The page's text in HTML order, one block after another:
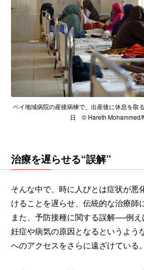
ベイ地域病院の産後病棟で、出産後に休息を取
日 © Hareth Mohammed/
治療を遅らせる“誤解”
そんな中で、時に人びとは症状が悪
けることを遅らせ、伝統的な治療師
また、予防接種に関する誤解──例
妊症や病気の原因となるというよう
へのアクセスをさらに遠ざけている。